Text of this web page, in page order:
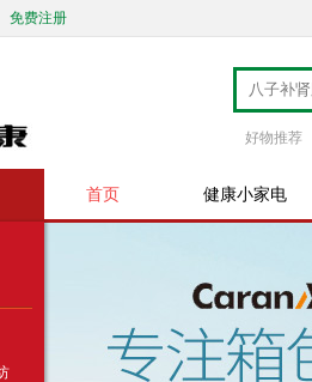
免费注册
好物推荐
首页 健康小家电